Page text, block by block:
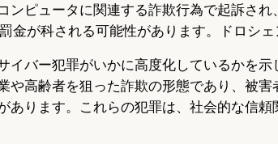
ンピュータに関連する詐欺行為で起訴さ
金が科される可能性があります。ドロシェ
イバー犯罪がいかに高度化しているかを
や高齢者を狙った詐欺の形態であり、被
あります。これらの犯罪は、社会的な信